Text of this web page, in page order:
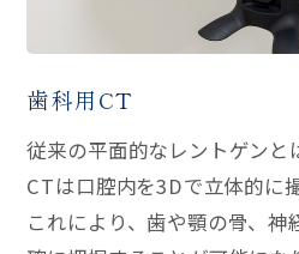
歯科用CT
従来の平面的なレントゲンと
CTは口腔内を3Dで立体的に
これにより、歯や顎の骨、